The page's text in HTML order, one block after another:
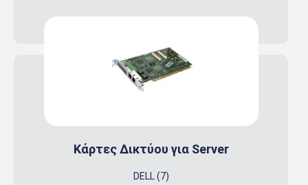
Κάρτες Δικτύου για Server
DELL (7)